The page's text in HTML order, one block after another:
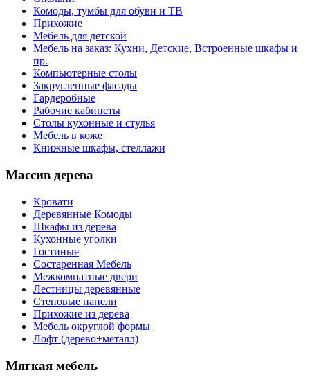
Комоды, тумбы для обуви и ТВ
Прихожие
Мебель для детской
Мебель на заказ: Кухни, Детские, Встроенные шкафы и
пр.
Компьютерные столы
Закругленные фасады
Гардеробные
Рабочие кабинеты
Столы кухонные и стулья
Мебель в коже
Книжные шкафы, стеллажи
Массив дерева
Кровати
Деревянные Комоды
Шкафы из дерева
Кухонные уголки
Гостиные
Состаренная Мебель
Межкомнатные двери
Лестницы деревянные
Стеновые панели
Прихожие из дерева
Мебель округлой формы
Лофт (дерево+металл)
Мягкая мебель